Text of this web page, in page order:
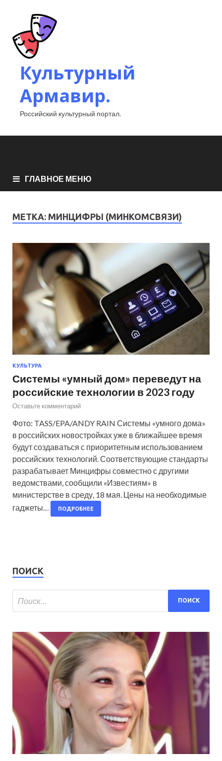
Культурный
Армавир.
Российский культурный портал.
ГЛАВНОЕ МЕНЮ
МЕТКА: МИНЦИФРЫ (МИНКОМСВЯЗИ)
КУЛЬТУРА
Системы «умный дом» переведут на
российские технологии в 2023 году
Оставьте комментарий
Фото: TASS/EPA/ANDY RAIN Системы «умного дома»
в российских новостройках уже в ближайшее время
будут создаваться с приоритетным использованием
российских технологий. Соответствующие стандарты
разрабатывает Минцифры совместно с другими
ведомствами, сообщили «Известиям» в
министерстве в среду, 18 мая. Цены на необходимые
гаджеты…
ПОДРОБНЕЕ
ПОИСК